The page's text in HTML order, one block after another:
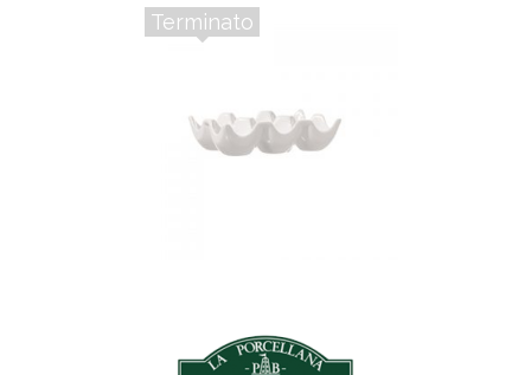
Terminato